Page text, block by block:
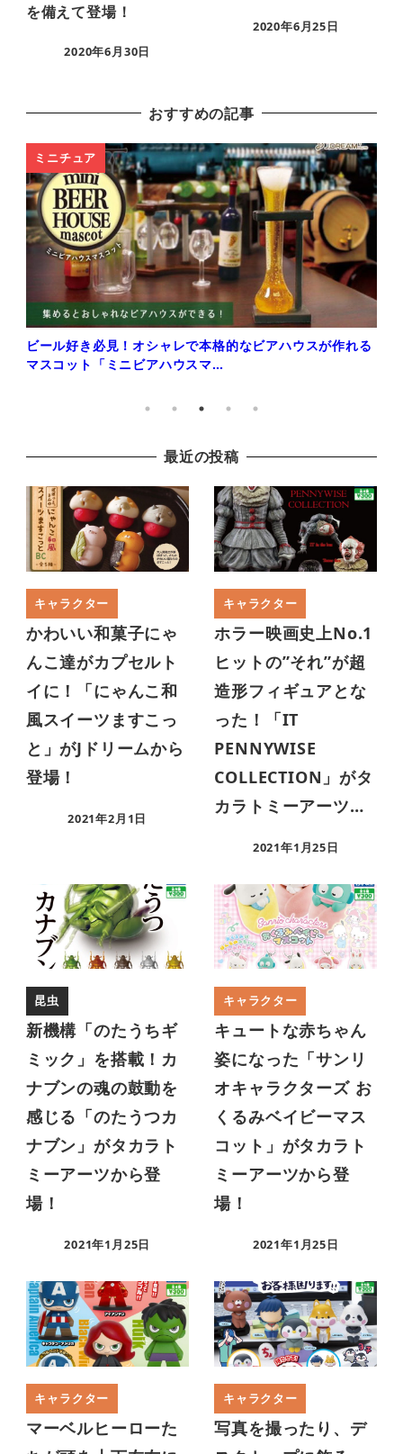
を備えて登場！
2020年6月30日
2020年6月25日
おすすめの記事
ミニチュア
ビール好き必見！オシャレで本格的なビアハウスが作れる
マスコット「ミニビアハウスマ…
最近の投稿
キャラクター
かわいい和菓子にゃ
んこ達がカプセルト
イに！「にゃんこ和
風スイーツますこっ
と」がJドリームから
登場！
2021年2月1日
キャラクター
ホラー映画史上No.1
ヒットの”それ”が超
造形フィギュアとな
った！「IT
PENNYWISE
COLLECTION」がタ
カラトミーアーツ…
2021年1月25日
昆虫
新機構「のたうちギ
ミック」を搭載！カ
ナブンの魂の鼓動を
感じる「のたうつカ
ナブン」がタカラト
ミーアーツから登
場！
2021年1月25日
キャラクター
キュートな赤ちゃん
姿になった「サンリ
オキャラクターズ お
くるみベイビーマス
コット」がタカラト
ミーアーツから登
場！
2021年1月25日
キャラクター
マーベルヒーローた
キャラクター
写真を撮ったり、デ